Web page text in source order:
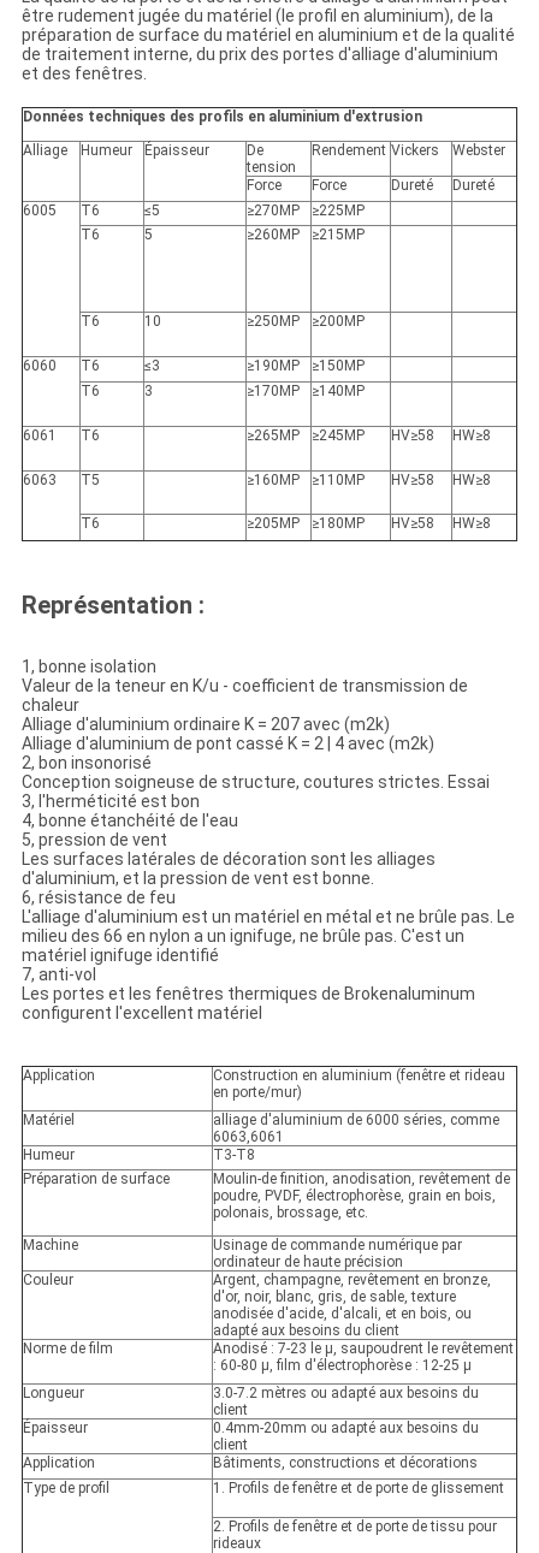
être rudement jugée du matériel (le profil en aluminium), de la
préparation de surface du matériel en aluminium et de la qualité
de traitement interne, du prix des portes d'alliage d'aluminium
et des fenêtres.
Données techniques des profils en aluminium d'extrusion
Alliage
Humeur Épaisseur
De
tension
Rendement Vickers Webster
Force Force Dureté
Dureté
6005
T6 ≤5 ≥270MP
≥225MP
T6
5 ≥260MP ≥215MP
T6 10 ≥250MP ≥200MP
6060 T6 ≤3 ≥190MP
≥150MP
T6
3 ≥170MP ≥140MP
6061 T6 ≥265MP ≥245MP HV≥58 HW≥8
6063 T5 ≥160MP ≥110MP HV≥58 HW≥8
T6 ≥205MP ≥180MP HV≥58 HW≥8
Représentation :
1, bonne isolation
Valeur de la teneur en K/u - coefficient de transmission de
chaleur
Alliage d'aluminium ordinaire K = 207 avec (m2k)
Alliage d'aluminium de pont cassé K = 2 | 4 avec (m2k)
2, bon insonorisé
Conception soigneuse de structure, coutures strictes. Essai
3, l'herméticité est bon
4, bonne étanchéité de l'eau
5, pression de vent
Les surfaces latérales de décoration sont les alliages
d'aluminium, et la pression de vent est bonne.
6, résistance de feu
L'alliage d'aluminium est un matériel en métal et ne brûle pas. Le
milieu des 66 en nylon a un ignifuge, ne brûle pas. C'est un
matériel ignifuge identifié
7, anti-vol
Les portes et les fenêtres thermiques de Brokenaluminum
configurent l'excellent matériel
Application
Construction en aluminium (fenêtre et rideau
en porte/mur)
Matériel
alliage d'aluminium de 6000 séries, comme
6063,6061
Humeur
T3-T8
Préparation de surface
Moulin-de finition, anodisation, revêtement de
poudre, PVDF, électrophorèse, grain en bois,
polonais, brossage, etc.
Machine
Usinage de commande numérique par
ordinateur de haute précision
Couleur
Argent, champagne, revêtement en bronze,
d'or, noir, blanc, gris, de sable, texture
anodisée d'acide, d'alcali, et en bois, ou
adapté aux besoins du client
Norme de film
Anodisé : 7-23 le μ, saupoudrent le revêtement
: 60-80 μ, film d'électrophorèse : 12-25 μ
Longueur
3.0-7.2 mètres ou adapté aux besoins du
client
Épaisseur
0.4mm-20mm ou adapté aux besoins du
client
Application
Bâtiments, constructions et décorations
Type de profil
1. Profils de fenêtre et de porte de glissement
2. Profils de fenêtre et de porte de tissu pour
rideaux